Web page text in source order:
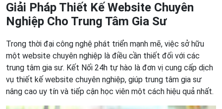
Giải Pháp Thiết Kế Website Chuyên
Nghiệp Cho Trung Tâm Gia Sư
Trong thời đại công nghệ phát triển mạnh mẽ, việc sở hữu
một website chuyên nghiệp là điều cần thiết đối với các
trung tâm gia sư. Kết Nối 24h tự hào là đơn vị cung cấp dịch
vụ thiết kế website chuyên nghiệp, giúp trung tâm gia sư
nâng cao uy tín và tiếp cận học viên một cách hiệu quả nhất.